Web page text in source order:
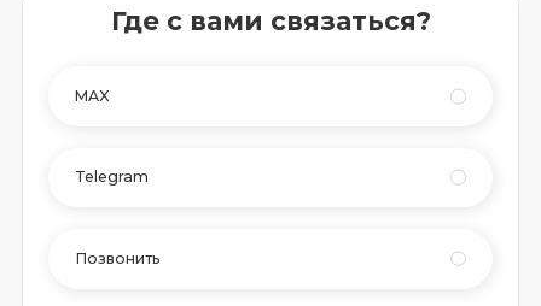
Где с вами связаться?
MAX
Telegram
Позвонить